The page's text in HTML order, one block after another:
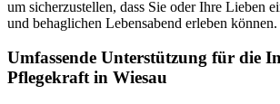
um sicherzustellen, dass Sie oder Ihre Lieben
und behaglichen Lebensabend erleben können.
Umfassende Unterstützung für die
Pflegekraft in Wiesau